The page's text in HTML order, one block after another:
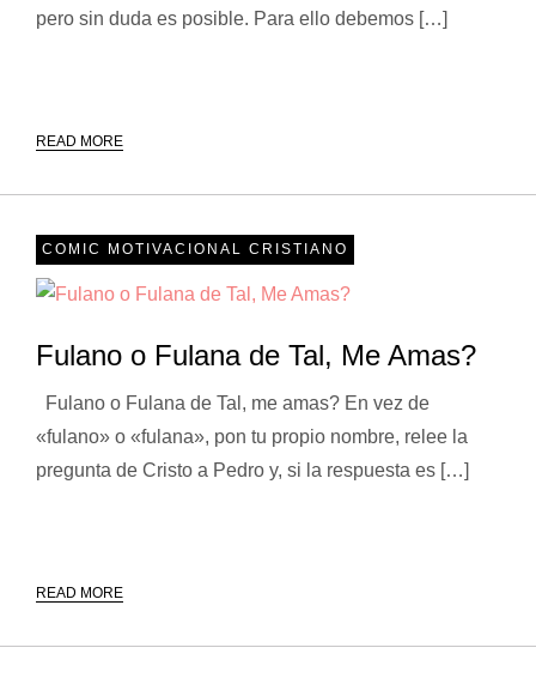
pero sin duda es posible. Para ello debemos […]
READ MORE
COMIC MOTIVACIONAL CRISTIANO
Fulano o Fulana de Tal, Me Amas?
Fulano o Fulana de Tal, me amas? En vez de
«fulano» o «fulana», pon tu propio nombre, relee la
pregunta de Cristo a Pedro y, si la respuesta es […]
READ MORE